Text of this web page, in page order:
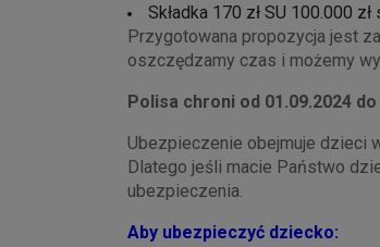
Składka 170 zł SU 100.000
Przygotowana propozycja jest
oszczędzamy czas i możemy
Polisa chroni od 01.09.2024 do
Ubezpieczenie obejmuje dzieci
Dlatego jeśli macie Państwo
ubezpieczenia.
Aby ubezpieczyć dziecko: